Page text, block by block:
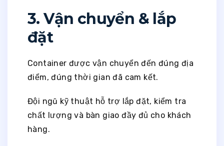
3. Vận chuyển & lắp
đặt
Container được vận chuyển đến đúng địa
điểm, đúng thời gian đã cam kết.
Đội ngũ kỹ thuật hỗ trợ lắp đặt, kiểm tra
chất lượng và bàn giao đầy đủ cho khách
hàng.